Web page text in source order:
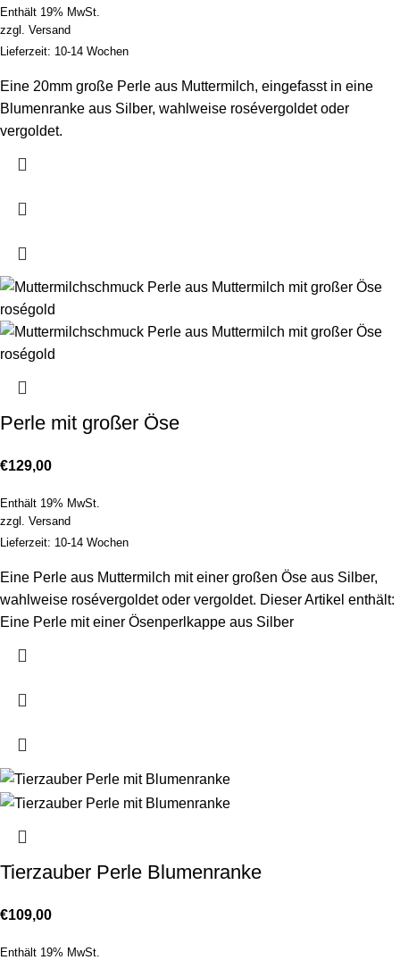
Enthält 19% MwSt.
zzgl. Versand
Lieferzeit: 10-14 Wochen
Eine 20mm große Perle aus Muttermilch, eingefasst in eine
Blumenranke aus Silber, wahlweise rosévergoldet oder
vergoldet.
Perle mit großer Öse
€129,00
Enthält 19% MwSt.
zzgl. Versand
Lieferzeit: 10-14 Wochen
Eine Perle aus Muttermilch mit einer großen Öse aus Silber,
wahlweise rosévergoldet oder vergoldet. Dieser Artikel enthält:
Eine Perle mit einer Ösenperlkappe aus Silber
Tierzauber Perle Blumenranke
€109,00
Enthält 19% MwSt.